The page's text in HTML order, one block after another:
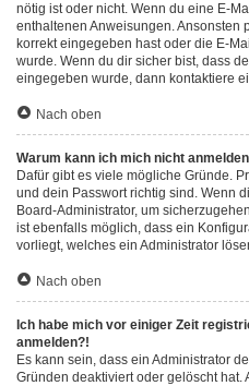
nötig ist oder nicht. Wenn du eine E-
enthaltenen Anweisungen. Ansonsten
korrekt eingegeben hast oder die E-
wurde. Wenn du dir sicher bist, dass
eingegeben wurde, dann kontaktiere
Nach oben
Warum kann ich mich nicht
Dafür gibt es viele mögliche Gründe.
und dein Passwort richtig sind. Wenn
Board-Administrator, um
ist ebenfalls möglich, dass ein
vorliegt, welches ein Administrator
Nach oben
Ich habe mich vor einiger Zeit
anmelden?!
Es kann sein, dass ein Administrator
Gründen deaktiviert oder gelöscht